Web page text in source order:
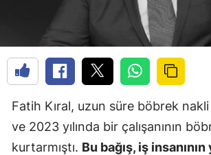
Fatih Kıral, uzun süre böbrek
ve 2023 yılında bir çalışanının
kurtarmıştı. Bu bağış, iş